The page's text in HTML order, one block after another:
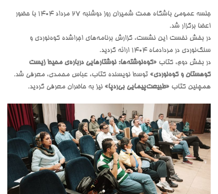
جلسه عمومی باشگاه همت شمیران روز دوشنبه ۲۷ مرداد ۱۴۰۴ با حضور
اعضا برگزار شد.
در بخش نخست این نشست، گزارش برنامه‌های اجراشده کوه‌نوردی و
سنگ‌نوردی در مردادماه ۱۴۰۴ ارائه گردید.
در بخش دوم، کتاب «کوه‌نوشته‌ها: نوشتارهایی درباره‌ی محیط زیست
کوهستان و کوه‌نوردی» توسط نویسنده کتاب، عباس محمدی، معرفی شد.
همچنین کتاب «طبیعت‌پیمایی بی‌ردپا» نیز به حاضران معرفی گردید.